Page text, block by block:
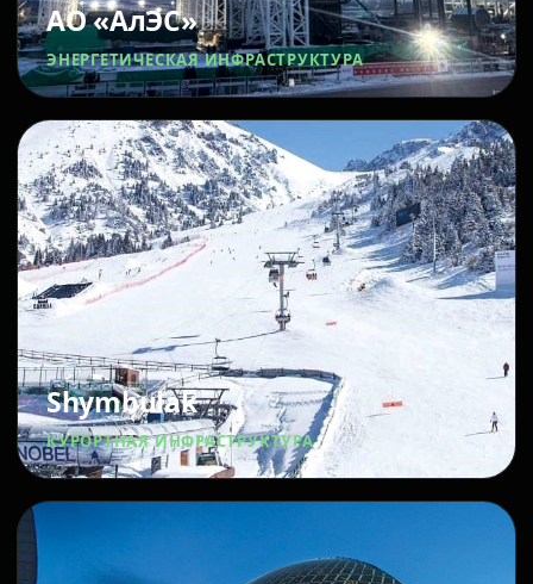
АО «АлЭС»
ЭНЕРГЕТИЧЕСКАЯ ИНФРАСТРУКТУРА
Shymbulak
КУРОРТНАЯ ИНФРАСТРУКТУРА